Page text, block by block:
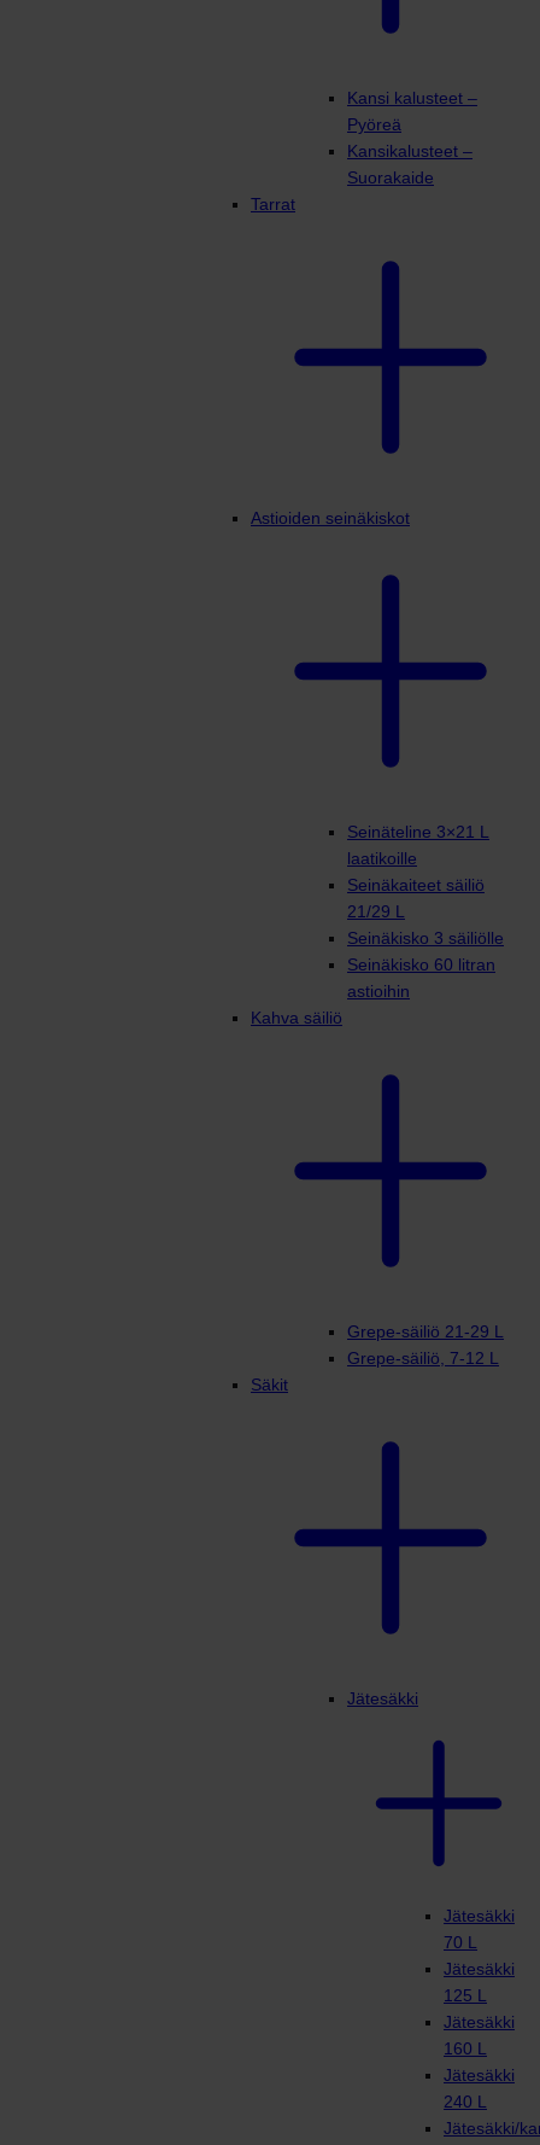
Kansi kalusteet –
Pyöreä
Kansikalusteet –
Suorakaide
Tarrat
Astioiden seinäkiskot
Seinäteline 3×21 L
laatikoille
Seinäkaiteet säiliö
21/29 L
Seinäkisko 3 säiliölle
Seinäkisko 60 litran
astioihin
Kahva säiliö
Grepe-säiliö 21-29 L
Grepe-säiliö, 7-12 L
Säkit
Jätesäkki
Jätesäkki
70 L
Jätesäkki
125 L
Jätesäkki
160 L
Jätesäkki
240 L
Jätesäkki/